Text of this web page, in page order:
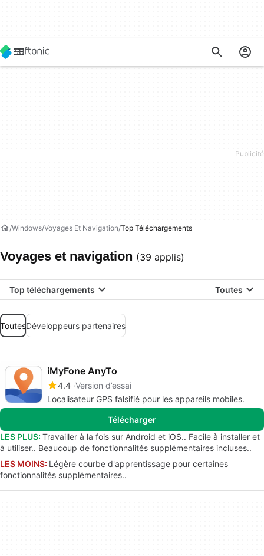
Windows Voyages Et Navigation Top Téléchargements
Voyages et navigation (39 applis)
Top téléchargements Toutes
ToutesDéveloppeurs partenaires
iMyFone AnyTo
4.4 Version d’essai
Localisateur GPS falsifié pour les appareils mobiles.
Télécharger
LES PLUS: Travailler à la fois sur Android et iOS.. Facile à installer et
à utiliser.. Beaucoup de fonctionnalités supplémentaires incluses..
LES MOINS: Légère courbe d'apprentissage pour certaines
fonctionnalités supplémentaires..